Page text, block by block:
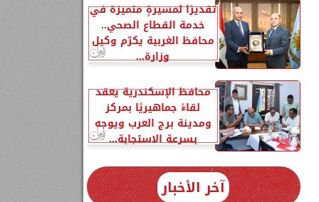
تقديرًا لمسيرةٍ متميزة في
خدمة القطاع الصحي..
محافظ الغربية يكرّم وكيل
وزارة...
محافظ الإسكندرية يعقد
لقاءً جماهيريًا بمركز
ومدينة برج العرب ويوجه
بسرعة الاستجابة...
آخر الأخبار